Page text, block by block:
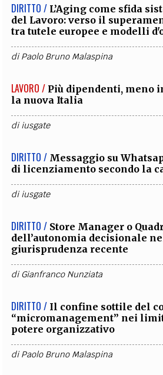
DIRITTO / L’Aging come sfida
del Lavoro: verso il
tra tutele europee e modelli
diPaolo Bruno Malaspina
LAVORO / Più dipendenti, meno
la nuova Italia
diiusgate
DIRITTO / Messaggio su
di licenziamento secondo la
diiusgate
DIRITTO / Store Manager o
dell’autonomia decisionale
giurisprudenza recente
diGianfranco Nunziata
DIRITTO / Il confine sottile del
“micromanagement” nei
potere organizzativo
diPaolo Bruno Malaspina